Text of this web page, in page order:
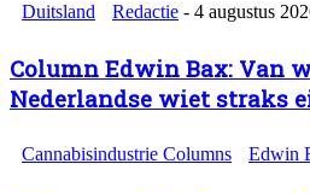
Duitsland Redactie - 4 augustus
Column Edwin Bax: Van
Nederlandse wiet straks
Cannabisindustrie Columns Edwin